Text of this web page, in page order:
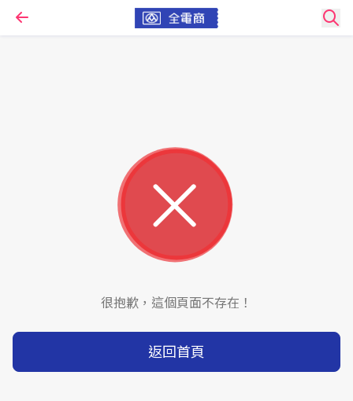
很抱歉，這個頁面不存在！
返回首頁